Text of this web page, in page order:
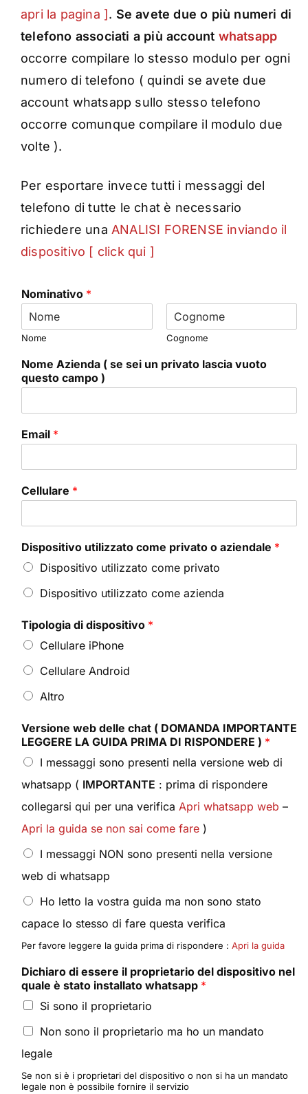
apri la pagina ]. Se avete due o più numeri di
telefono associati a più account whatsapp
occorre compilare lo stesso modulo per ogni
numero di telefono ( quindi se avete due
account whatsapp sullo stesso telefono
occorre comunque compilare il modulo due
volte ).
Per esportare invece tutti i messaggi del
telefono di tutte le chat è necessario
richiedere una ANALISI FORENSE inviando il
dispositivo [ click qui ]
Nominativo *
Nome Cognome
Nome Azienda ( se sei un privato lascia vuoto
questo campo )
Email *
Cellulare *
Dispositivo utilizzato come privato o aziendale *
Dispositivo utilizzato come privato
Dispositivo utilizzato come azienda
Tipologia di dispositivo *
Cellulare iPhone
Cellulare Android
Altro
Versione web delle chat ( DOMANDA IMPORTANTE
LEGGERE LA GUIDA PRIMA DI RISPONDERE ) *
I messaggi sono presenti nella versione web di
whatsapp ( IMPORTANTE : prima di rispondere
collegarsi qui per una verifica Apri whatsapp web –
Apri la guida se non sai come fare )
I messaggi NON sono presenti nella versione
web di whatsapp
Ho letto la vostra guida ma non sono stato
capace lo stesso di fare questa verifica
Per favore leggere la guida prima di rispondere : Apri la guida
Dichiaro di essere il proprietario del dispositivo nel
quale è stato installato whatsapp *
Si sono il proprietario
Non sono il proprietario ma ho un mandato
legale
Se non si è i proprietari del dispositivo o non si ha un mandato
legale non è possibile fornire il servizio